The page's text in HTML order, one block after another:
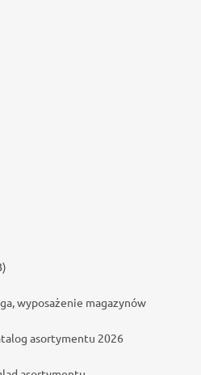
wyposażenie magazynów
asortymentu 2026